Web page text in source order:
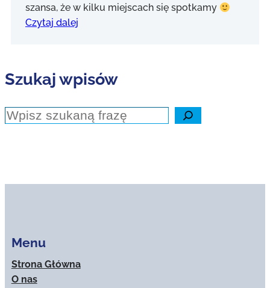
szansa, że w kilku miejscach się spotkamy
Czytaj dalej
Szukaj wpisów
Szukaj
Menu
Strona Główna
O nas